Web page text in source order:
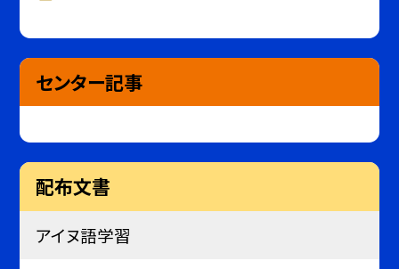
センター記事
配布文書
アイヌ語学習